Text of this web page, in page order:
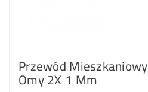
Przewód Mieszkaniowy
Omy 2X 1 Mm